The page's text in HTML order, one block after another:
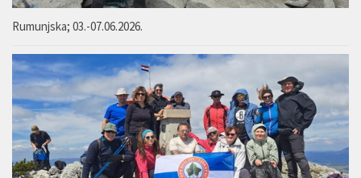
Rumunjska; 03.-07.06.2026.